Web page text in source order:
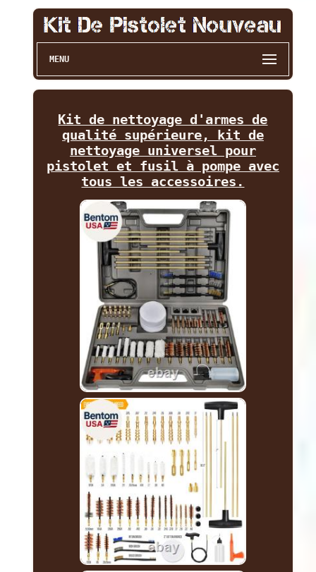
MENU
Kit de nettoyage d'armes de
qualité supérieure, kit de
nettoyage universel pour
pistolet et fusil à pompe avec
tous les accessoires.